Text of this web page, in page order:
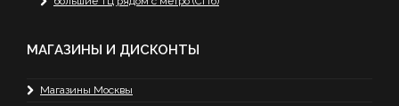
МАГАЗИНЫ И ДИСКОНТЫ
Магазины Москвы